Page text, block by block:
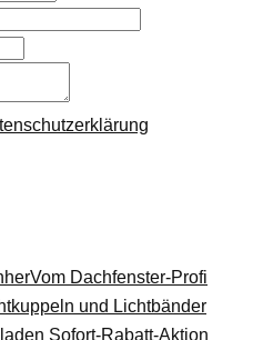
Vom Dachfenster-Profi
und Lichtbänder
Sofort-Rabatt-Aktion